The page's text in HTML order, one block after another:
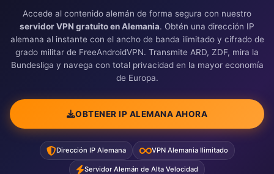
Accede al contenido alemán de forma segura con nuestro
servidor VPN gratuito en Alemania. Obtén una dirección IP
alemana al instante con el ancho de banda ilimitado y cifrado de
grado militar de FreeAndroidVPN. Transmite ARD, ZDF, mira la
Bundesliga y navega con total privacidad en la mayor economía
de Europa.
OBTENER IP ALEMANA AHORA
Dirección IP Alemana VPN Alemania Ilimitado
Servidor Alemán de Alta Velocidad